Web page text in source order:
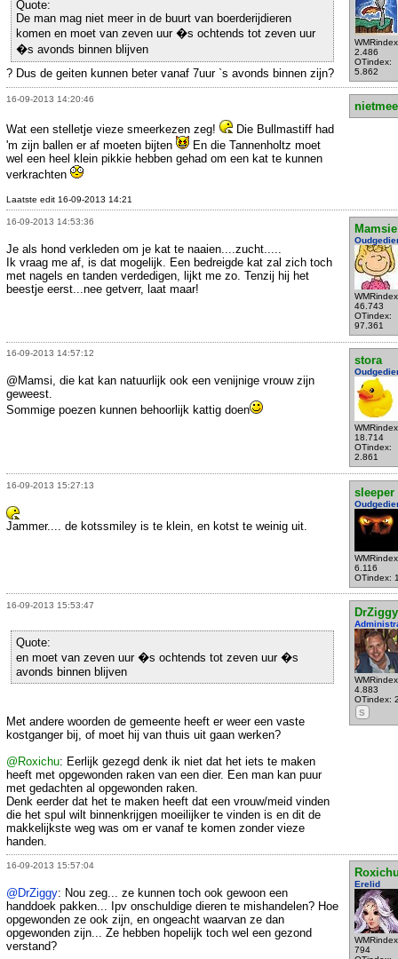
2.486
OTindex:
5.862
Quote:
De man mag niet meer in de buurt van boerderijdieren
komen en moet van zeven uur �s ochtends tot zeven uur
�s avonds binnen blijven
? Dus de geiten kunnen beter vanaf 7uur `s avonds binnen zijn?
16-09-2013 14:20:46
Wat een stelletje vieze smeerkezen zeg!
Die Bullmastiff had
'm zijn ballen er af moeten bijten
En die Tannenholtz moet
wel een heel klein pikkie hebben gehad om een kat te kunnen
verkrachten
Laatste edit 16-09-2013 14:21
16-09-2013 14:53:36
Mamsie
46.743
OTindex:
97.361
Je als hond verkleden om je kat te naaien....zucht.....
Ik vraag me af, is dat mogelijk. Een bedreigde kat zal zich toch
met nagels en tanden verdedigen, lijkt me zo. Tenzij hij het
beestje eerst...nee getverr, laat maar!
16-09-2013 14:57:12
stora
18.714
OTindex:
2.861
@Mamsi, die kat kan natuurlijk ook een venijnige vrouw zijn
geweest.
Sommige poezen kunnen behoorlijk kattig doen
16-09-2013 15:27:13
sleeper
6.116
OTindex:
Jammer.... de kotssmiley is te klein, en kotst te weinig uit.
16-09-2013 15:53:47
DrZiggy
4.883
OTindex:
S
Quote:
en moet van zeven uur �s ochtends tot zeven uur �s
avonds binnen blijven
Met andere woorden de gemeente heeft er weer een vaste
kostganger bij, of moet hij van thuis uit gaan werken?
@Roxichu: Eerlijk gezegd denk ik niet dat het iets te maken
heeft met opgewonden raken van een dier. Een man kan puur
met gedachten al opgewonden raken.
Denk eerder dat het te maken heeft dat een vrouw/meid vinden
die het spul wilt binnenkrijgen moeilijker te vinden is en dit de
makkelijkste weg was om er vanaf te komen zonder vieze
handen.
16-09-2013 15:57:04
Erelid
794
@DrZiggy: Nou zeg... ze kunnen toch ook gewoon een
handdoek pakken... Ipv onschuldige dieren te mishandelen? Hoe
opgewonden ze ook zijn, en ongeacht waarvan ze dan
opgewonden zijn... Ze hebben hopelijk toch wel een gezond
verstand?